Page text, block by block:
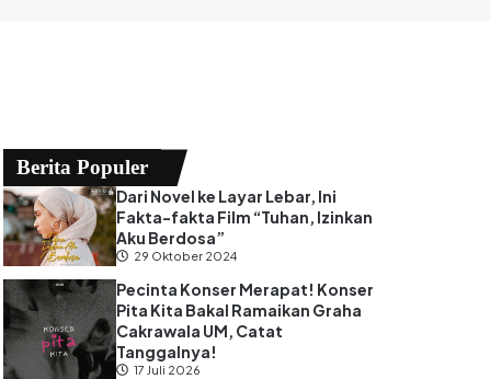
Berita Populer
Dari Novel ke Layar Lebar, Ini
Fakta-fakta Film “Tuhan, Izinkan
Aku Berdosa”
29 Oktober 2024
Pecinta Konser Merapat! Konser
Pita Kita Bakal Ramaikan Graha
Cakrawala UM, Catat
Tanggalnya!
17 Juli 2026